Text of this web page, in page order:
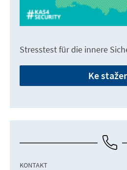
Stresstest für die innere
Ke
KONTAKT